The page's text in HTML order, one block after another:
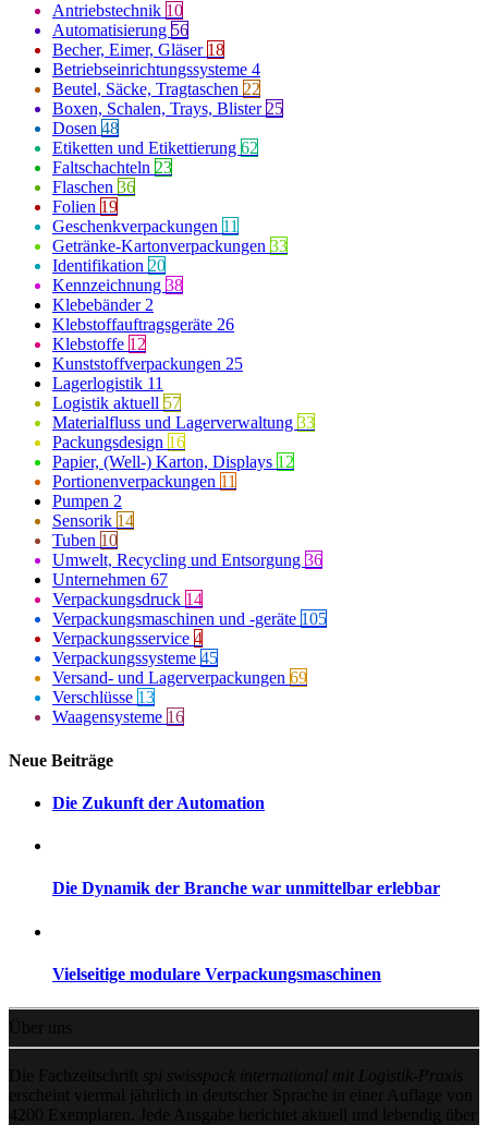
Antriebstechnik 10
Automatisierung 56
Becher, Eimer, Gläser 18
Betriebseinrichtungssysteme 4
Beutel, Säcke, Tragtaschen 22
Boxen, Schalen, Trays, Blister 25
Dosen 48
Etiketten und Etikettierung 62
Faltschachteln 23
Flaschen 36
Folien 19
Geschenkverpackungen 11
Getränke-Kartonverpackungen 33
Identifikation 20
Kennzeichnung 38
Klebebänder 2
Klebstoffauftragsgeräte 26
Klebstoffe 12
Kunststoffverpackungen 25
Lagerlogistik 11
Logistik aktuell 57
Materialfluss und Lagerverwaltung 33
Packungsdesign 16
Papier, (Well-) Karton, Displays 12
Portionenverpackungen 11
Pumpen 2
Sensorik 14
Tuben 10
Umwelt, Recycling und Entsorgung 36
Unternehmen 67
Verpackungsdruck 14
Verpackungsmaschinen und -geräte 105
Verpackungsservice 4
Verpackungssysteme 45
Versand- und Lagerverpackungen 69
Verschlüsse 13
Waagensysteme 16
Neue Beiträge
Die Zukunft der Automation
Die Dynamik der Branche war unmittelbar erlebbar
Vielseitige modulare Verpackungsmaschinen
Über uns
Die Fachzeitschrift
spi swisspack international mit Logistik-Praxis
erscheint viermal jährlich in deutscher Sprache in einer Auflage von
4200 Exemplaren. Jede Ausgabe berichtet aktuell und lebendig über